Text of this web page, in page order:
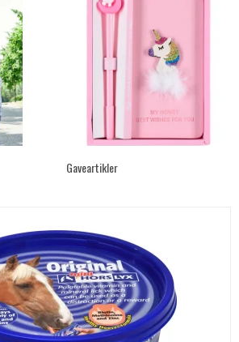
Gaveartikler